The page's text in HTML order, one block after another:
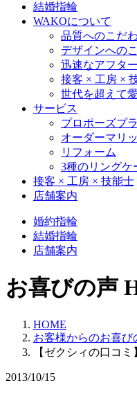
結婚指輪
WAKOについて
品質へのこだ
デザインへの
迅速なアフタ
接客 × 工房 ×
世代を超えて
サービス
プロポーズプ
オーダーマリ
リフォーム
3種のリングケ
接客 × 工房 × 技能士
店舗案内
婚約指輪
結婚指輪
店舗案内
お喜びの声
HOME
お客様からのお喜び
【ゼクシィの口コ
2013/10/15